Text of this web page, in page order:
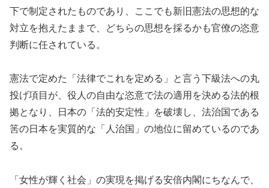
下で制定されたものであり、ここでも新旧憲法の思想的な
対立を抱えたままで、どちらの思想を採るかも官僚の恣意
判断に任されている。
憲法で定めた「法律でこれを定める」と言う下級法への丸
投げ項目が、役人の自由な恣意で法の適用を決める法的根
拠となり、日本の「法的安定性」を破壊し、法治国である
筈の日本を実質的な「人治国」の地位に留めているのであ
る。
「女性が輝く社会」の実現を掲げる安倍内閣にちなんで、